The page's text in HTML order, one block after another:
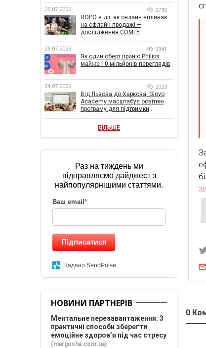
0
25.07.2026 2730
ROPO в дії: як онлайн впливає
на офлайн-продажі —
дослідження COMFY
25.07.2026 3341
Як один оберт приніс Philips
майже 10 мільйонів переглядів
24.07.2026 2023
Від Львова до Харкова: Glovo
Academy масштабує освітню
програму для підтримки
БІЛЬШЕ
Раз на тиждень ми
відправляємо дайджест з
найпопулярнішими статтями.
Ваш email *
Підписатися
Надано SendPulse
НОВИНИ ПАРТНЕРІВ
Ментальне перезавантаження: 3
практичні способи зберегти
емоційне здоров’я під час стресу
(margosha.com.ua)